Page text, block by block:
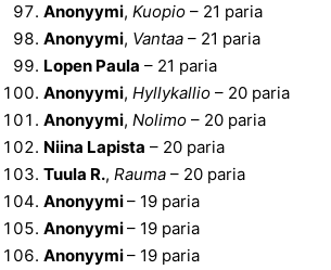
Anonyymi, Kuopio – 21 paria
Anonyymi, Vantaa – 21 paria
Lopen Paula – 21 paria
Anonyymi, Hyllykallio – 20 paria
Anonyymi, Nolimo – 20 paria
Niina Lapista – 20 paria
Tuula R., Rauma – 20 paria
Anonyymi– 19 paria
Anonyymi– 19 paria
Anonyymi– 19 paria